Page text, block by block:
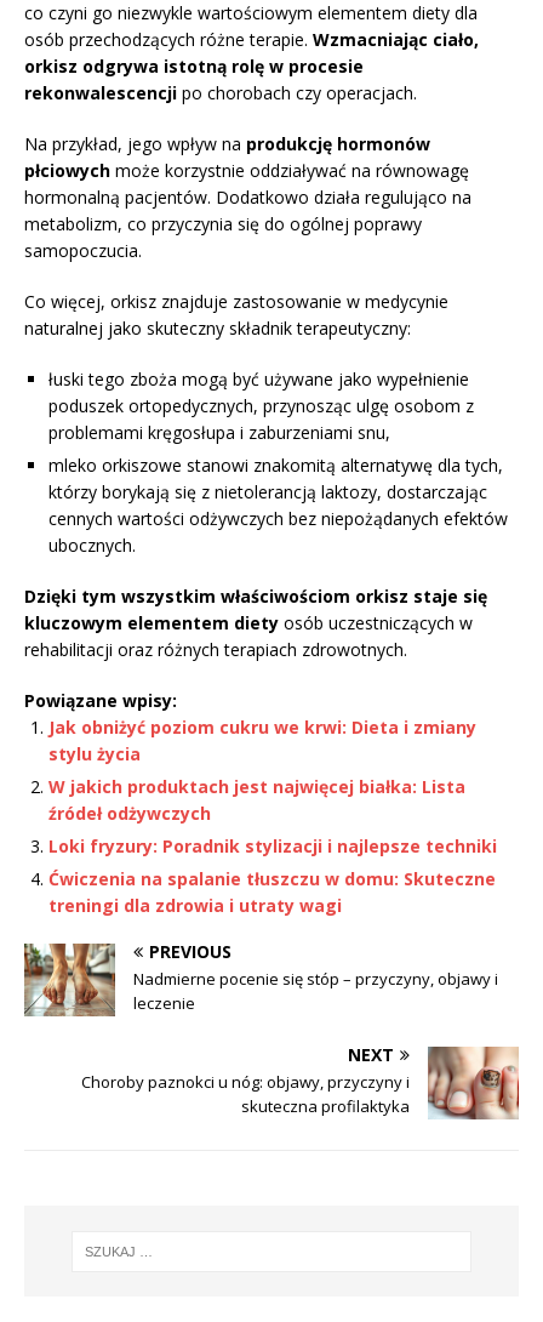
co czyni go niezwykle wartościowym elementem diety dla
osób przechodzących różne terapie. Wzmacniając ciało,
orkisz odgrywa istotną rolę w procesie
rekonwalescencji po chorobach czy operacjach.
Na przykład, jego wpływ na produkcję hormonów
płciowych może korzystnie oddziaływać na równowagę
hormonalną pacjentów. Dodatkowo działa regulująco na
metabolizm, co przyczynia się do ogólnej poprawy
samopoczucia.
Co więcej, orkisz znajduje zastosowanie w medycynie
naturalnej jako skuteczny składnik terapeutyczny:
łuski tego zboża mogą być używane jako wypełnienie
poduszek ortopedycznych, przynosząc ulgę osobom z
problemami kręgosłupa i zaburzeniami snu,
mleko orkiszowe stanowi znakomitą alternatywę dla tych,
którzy borykają się z nietolerancją laktozy, dostarczając
cennych wartości odżywczych bez niepożądanych efektów
ubocznych.
Dzięki tym wszystkim właściwościom orkisz staje się
kluczowym elementem diety osób uczestniczących w
rehabilitacji oraz różnych terapiach zdrowotnych.
Powiązane wpisy:
Jak obniżyć poziom cukru we krwi: Dieta i zmiany
stylu życia
W jakich produktach jest najwięcej białka: Lista
źródeł odżywczych
Loki fryzury: Poradnik stylizacji i najlepsze techniki
Ćwiczenia na spalanie tłuszczu w domu: Skuteczne
treningi dla zdrowia i utraty wagi
PREVIOUS
Nadmierne pocenie się stóp – przyczyny, objawy i
leczenie
NEXT
Choroby paznokci u nóg: objawy, przyczyny i
skuteczna profilaktyka